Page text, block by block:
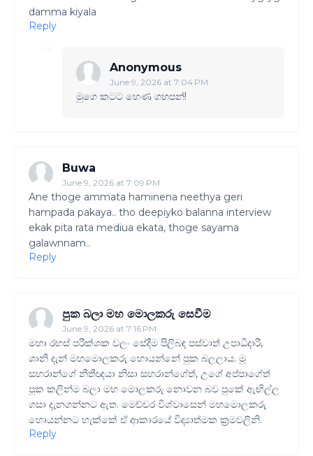
damma kiyala
Reply
Anonymous
June 9, 2026 at 7:04 PM
මුගෙ කටට හෙණ ගහපන්!
Buwa
June 9, 2026 at 7:09 PM
Ane thoge ammata haminena neethya geri
hampada pakaya.. tho deepiyko balanna interview
ekak pita rata mediua ekata, thoge sayama
galawnnam..
Reply
පුක බලා මහ මොලකරු සෙවීම
June 9, 2026 at 7:16 PM
මහා රහස් පරීක්ශක වලං සේදීම පිලිබඳ පස්චාත් උපාධිදාරී,
ශානි දැන් මහමොලකරු හොයන්නේ පුක බලලාය. මූ
සහරාන්ගේ නීතීඥයා නිසා සහරාන්ගේත්, උගේ අප්පාගේත්
පුක කලින්ම බලා මහ මොලකරු නොවන බව පුකේ ඇඟිල්ල
ගසා දැනගන්නට ඇත. මෙච්චර විශ්වාසෙන් මහමොලකරු
හොයන්නට හැක්කේ ඒ ආකාරයේ විද්‍යාත්මක ක්‍රමවලිනි.
Reply